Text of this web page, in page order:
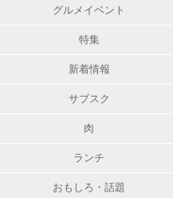
グルメイベント
特集
新着情報
サブスク
肉
ランチ
おもしろ・話題